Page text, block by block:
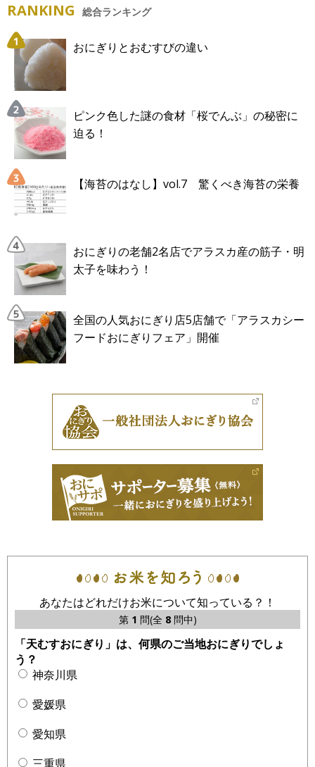
RANKING 総合ランキング
おにぎりとおむすびの違い
ピンク色した謎の食材「桜でんぶ」の秘密に
迫る！
【海苔のはなし】vol.7 驚くべき海苔の栄養
おにぎりの老舗2名店でアラスカ産の筋子・明
太子を味わう！
全国の人気おにぎり店5店舗で「アラスカシー
フードおにぎりフェア」開催
あなたはどれだけお米について知っている？！
第 1 問(全 8問中)
「天むすおにぎり」は、何県のご当地おにぎりでしょ
う？
神奈川県
愛媛県
愛知県
三重県